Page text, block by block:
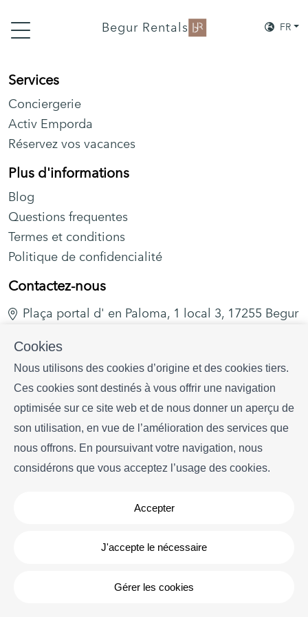
Begur Rentals FR
Cookies
Nous utilisons des cookies d’origine et des cookies tiers.
Ces cookies sont destinés à vous offrir une navigation
optimisée sur ce site web et de nous donner un aperçu de
son utilisation, en vue de l’amélioration des services que
nous offrons. En poursuivant votre navigation, nous
considérons que vous acceptez l’usage des cookies.
Accepter
J'accepte le nécessaire
Gérer les cookies
Services
Conciergerie
Activ Emporda
Réservez vos vacances
Plus d'informations
Blog
Questions frequentes
Termes et conditions
Politique de confidencialité
Contactez-nous
Plaça portal d' en Paloma, 1 local 3, 17255 Begur
+34 628 216 577
info
begurrentals.com
| Politique de cookies